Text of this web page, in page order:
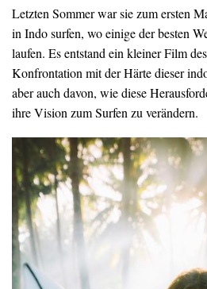
Letzten Sommer war sie zum ersten
in Indo surfen, wo einige der besten
laufen. Es entstand ein kleiner Film
Konfrontation mit der Härte dieser
aber auch davon, wie diese
ihre Vision zum Surfen zu verändern.